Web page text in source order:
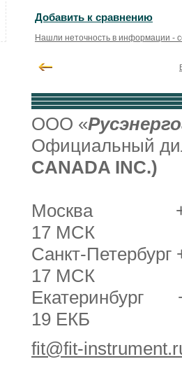
Добавить к сравнению
Нашли неточность в информации -
ООО «
Официальный
CANADA INC.)
Москва +7
17 МСК
Санкт-
17 МСК
Екатеринбург
19 ЕКБ
fit@fit-